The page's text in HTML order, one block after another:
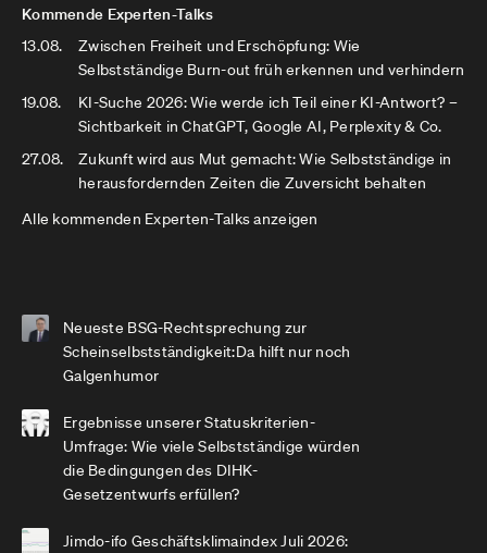
Kommende Experten-Talks
13.08.
Zwischen Freiheit und Erschöpfung: Wie
Selbstständige Burn-out früh erkennen und verhindern
19.08.
KI-Suche 2026: Wie werde ich Teil einer KI-Antwort? –
Sichtbarkeit in ChatGPT, Google AI, Perplexity & Co.
27.08.
Zukunft wird aus Mut gemacht: Wie Selbstständige in
herausfordernden Zeiten die Zuversicht behalten
Alle kommenden Experten-Talks anzeigen
Neueste BSG-Rechtsprechung zur
Scheinselbstständigkeit:Da hilft nur noch
Galgenhumor
Ergebnisse unserer Statuskriterien-
Umfrage: Wie viele Selbstständige würden
die Bedingungen des DIHK-
Gesetzentwurfs erfüllen?
Jimdo-ifo Geschäftsklimaindex Juli 2026: